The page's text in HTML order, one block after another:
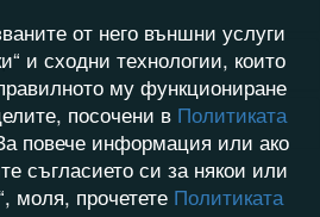
от него външни услуги
и сходни технологии, които
му функциониране
посочени в Политиката
повече информация или ако
съгласието си за някои или
моля, прочетете Политиката